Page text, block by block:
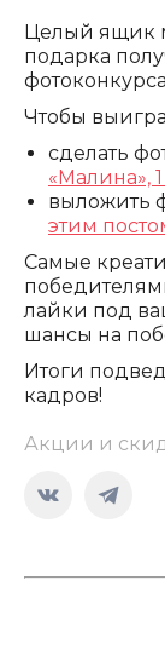
Целый ящик
подарка
Чтобы
сделать
«Малина»,
выложить
этим
Самые
лайки под
шансы на
Итоги
кадров!
Акции и
Страница